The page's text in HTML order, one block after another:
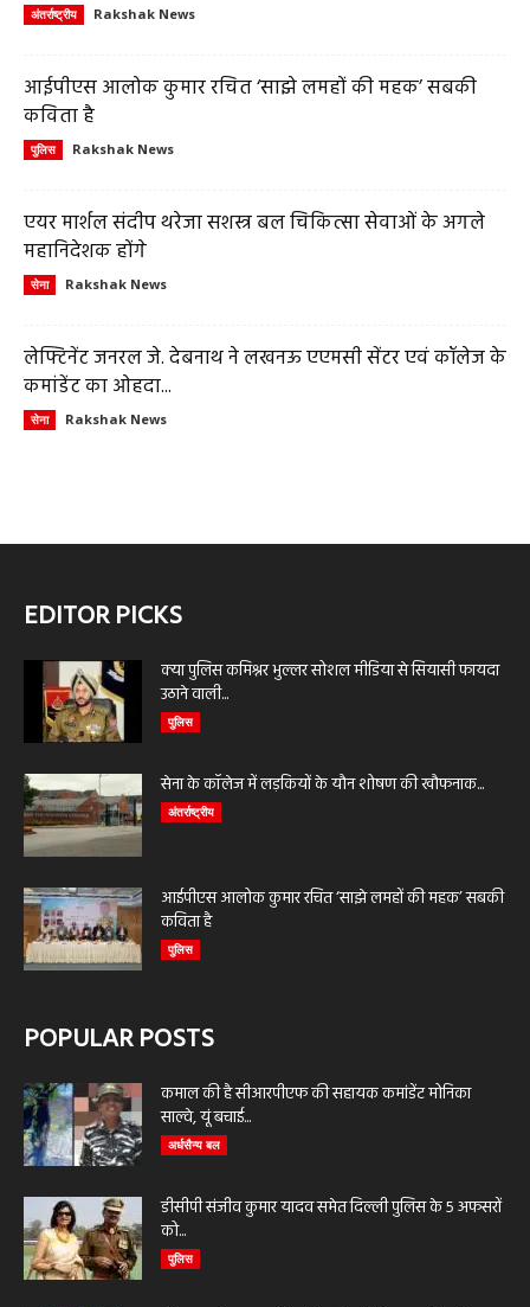
अंतर्राष्ट्रीय Rakshak News
आईपीएस आलोक कुमार रचित ‘साझे लमहों की महक’ सबकी
कविता है
पुलिस Rakshak News
एयर मार्शल संदीप थरेजा सशस्त्र बल चिकित्सा सेवाओं के अगले
महानिदेशक होंगे
सेना Rakshak News
लेफ्टिनेंट जनरल जे. देबनाथ ने लखनऊ एएमसी सेंटर एवं कॉलेज के
कमांडेंट का ओहदा...
सेना Rakshak News
EDITOR PICKS
क्या पुलिस कमिश्नर भुल्लर सोशल मीडिया से सियासी फायदा
उठाने वाली...
पुलिस
सेना के कॉलेज में लड़कियों के यौन शोषण की खौफनाक...
अंतर्राष्ट्रीय
आईपीएस आलोक कुमार रचित ‘साझे लमहों की महक’ सबकी
कविता है
पुलिस
POPULAR POSTS
कमाल की है सीआरपीएफ की सहायक कमांडेंट मोनिका
साल्वे, यूं बचाई...
अर्धसैन्य बल
डीसीपी संजीव कुमार यादव समेत दिल्ली पुलिस के 5 अफसरों
को...
पुलिस